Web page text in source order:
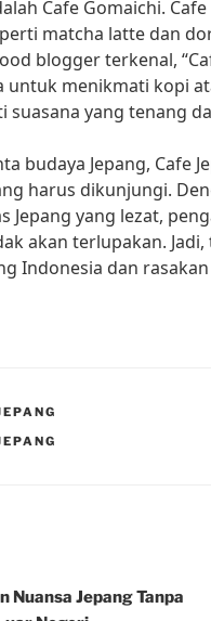
Cafe Gomaichi.
matcha latte dan
blogger terkenal,
untuk menikmati kopi
suasana yang tenang
budaya Jepang, Cafe
harus dikunjungi.
Jepang yang lezat,
akan terlupakan.
Indonesia dan
Nuansa Jepang Tanpa